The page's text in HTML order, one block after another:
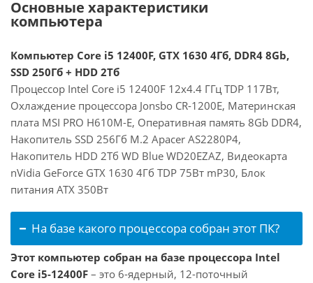
Основные характеристики
компьютера
Компьютер Core i5 12400F, GTX 1630 4Гб, DDR4 8Gb,
SSD 250Гб + HDD 2Тб
Процессор Intel Core i5 12400F 12x4.4 ГГц TDP 117Вт,
Охлаждение процессора Jonsbo CR-1200E, Материнская
плата MSI PRO H610M-E, Оперативная память 8Gb DDR4,
Накопитель SSD 256Гб M.2 Apacer AS2280P4,
Накопитель HDD 2Тб WD Blue WD20EZAZ, Видеокарта
nVidia GeForce GTX 1630 4Гб TDP 75Вт mP30, Блок
питания ATX 350Вт
На базе какого процессора собран этот ПК?
Этот компьютер собран на базе процессора Intel
Core i5-12400F – это 6-ядерный, 12-поточный